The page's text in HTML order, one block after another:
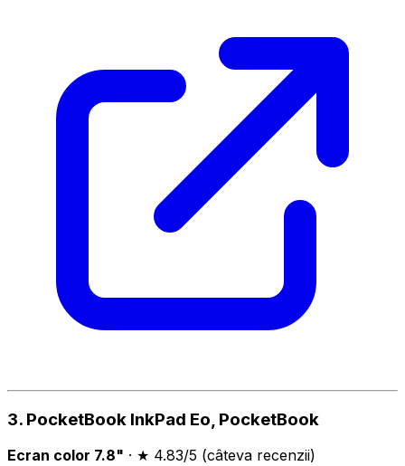
3. PocketBook InkPad Eo, PocketBook
Ecran color 7.8" · ★ 4.83/5 (câteva recenzii)